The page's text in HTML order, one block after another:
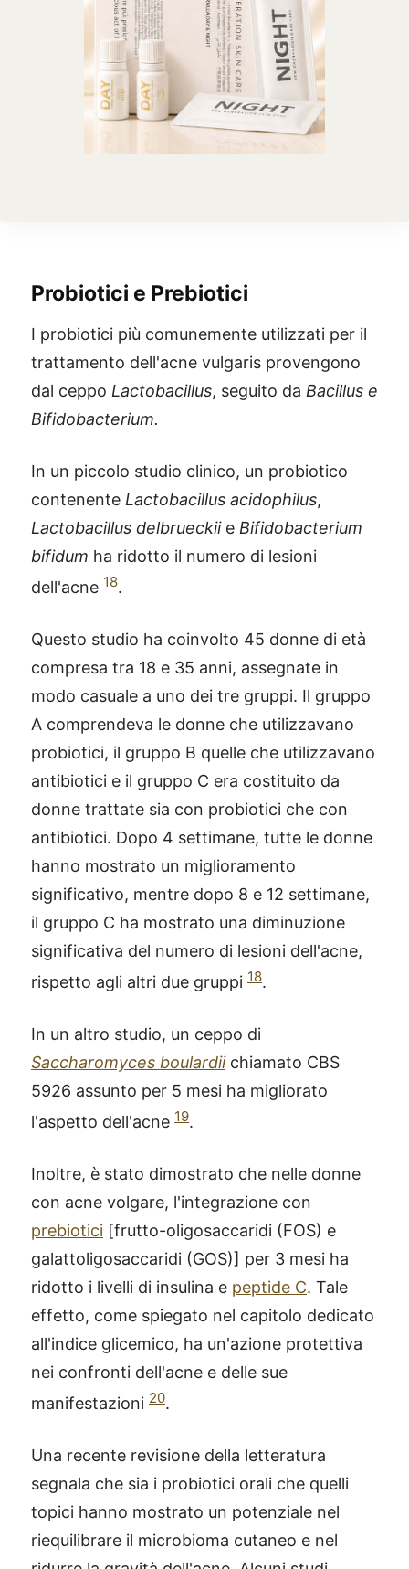
Probiotici e Prebiotici
I probiotici più comunemente utilizzati per il
trattamento dell'acne vulgaris provengono
dal ceppo Lactobacillus, seguito da Bacillus e
Bifidobacterium.
In un piccolo studio clinico, un probiotico
contenente Lactobacillus acidophilus,
Lactobacillus delbrueckiie Bifidobacterium
bifidum ha ridotto il numero di lesioni
dell'acne 18.
Questo studio ha coinvolto 45 donne di età
compresa tra 18 e 35 anni, assegnate in
modo casuale a uno dei tre gruppi. Il gruppo
A comprendeva le donne che utilizzavano
probiotici, il gruppo B quelle che utilizzavano
antibiotici e il gruppo C era costituito da
donne trattate sia con probiotici che con
antibiotici. Dopo 4 settimane, tutte le donne
hanno mostrato un miglioramento
significativo, mentre dopo 8 e 12 settimane,
il gruppo C ha mostrato una diminuzione
significativa del numero di lesioni dell'acne,
rispetto agli altri due gruppi 18.
In un altro studio, un ceppo di
Saccharomyces boulardiichiamato CBS
5926 assunto per 5 mesi ha migliorato
l'aspetto dell'acne 19.
Inoltre, è stato dimostrato che nelle donne
con acne volgare, l'integrazione con
prebiotici [frutto-oligosaccaridi (FOS) e
galattoligosaccaridi (GOS)] per 3 mesi ha
ridotto i livelli di insulina e peptide C. Tale
effetto, come spiegato nel capitolo dedicato
all'indice glicemico, ha un'azione protettiva
nei confronti dell'acne e delle sue
manifestazioni 20.
Una recente revisione della letteratura
segnala che sia i probiotici orali che quelli
topici hanno mostrato un potenziale nel
riequilibrare il microbioma cutaneo e nel